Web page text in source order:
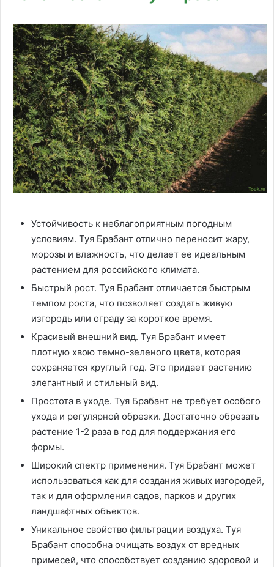
Устойчивость к неблагоприятным погодным
условиям. Туя Брабант отлично переносит жару,
морозы и влажность, что делает ее идеальным
растением для российского климата.
Быстрый рост. Туя Брабант отличается быстрым
темпом роста, что позволяет создать живую
изгородь или ограду за короткое время.
Красивый внешний вид. Туя Брабант имеет
плотную хвою темно-зеленого цвета, которая
сохраняется круглый год. Это придает растению
элегантный и стильный вид.
Простота в уходе. Туя Брабант не требует особого
ухода и регулярной обрезки. Достаточно обрезать
растение 1-2 раза в год для поддержания его
формы.
Широкий спектр применения. Туя Брабант может
использоваться как для создания живых изгородей,
так и для оформления садов, парков и других
ландшафтных объектов.
Уникальное свойство фильтрации воздуха. Туя
Брабант способна очищать воздух от вредных
примесей, что способствует созданию здоровой и